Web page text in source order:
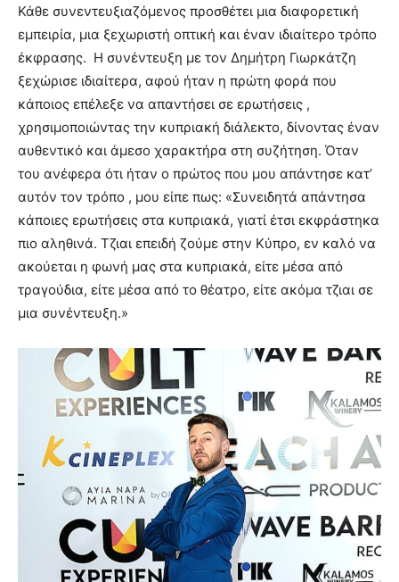
Κάθε συνεντευξιαζόμενος προσθέτει μια διαφορετική
εμπειρία, μια ξεχωριστή οπτική και έναν ιδιαίτερο τρόπο
έκφρασης. Η συνέντευξη με τον Δημήτρη Γιωρκάτζη
ξεχώρισε ιδιαίτερα, αφού ήταν η πρώτη φορά που
κάποιος επέλεξε να απαντήσει σε ερωτήσεις ,
χρησιμοποιώντας την κυπριακή διάλεκτο, δίνοντας έναν
αυθεντικό και άμεσο χαρακτήρα στη συζήτηση. Όταν
του ανέφερα ότι ήταν ο πρώτος που μου απάντησε κατ’
αυτόν τον τρόπο , μου είπε πως: «Συνειδητά απάντησα
κάποιες ερωτήσεις στα κυπριακά, γιατί έτσι εκφράστηκα
πιο αληθινά. Τζιαι επειδή ζούμε στην Κύπρο, εν καλό να
ακούεται η φωνή μας στα κυπριακά, είτε μέσα από
τραγούδια, είτε μέσα από το θέατρο, είτε ακόμα τζιαι σε
μια συνέντευξη.»